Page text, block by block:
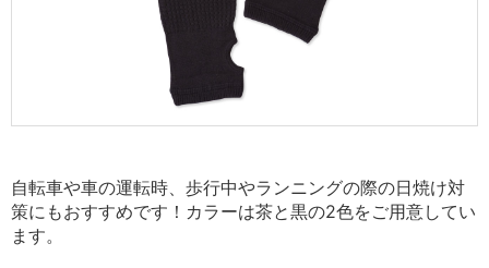
自転車や車の運転時、歩行中やランニングの際の日焼け対
策にもおすすめです！ カラーは茶と黒の2色をご用意してい
ます。